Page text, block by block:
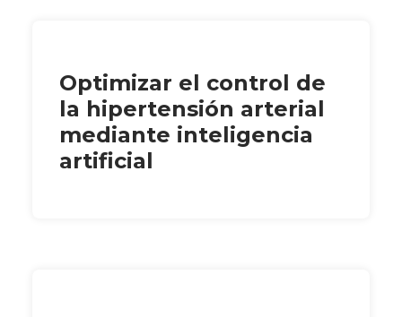
Optimizar el control de
la hipertensión arterial
mediante inteligencia
artificial